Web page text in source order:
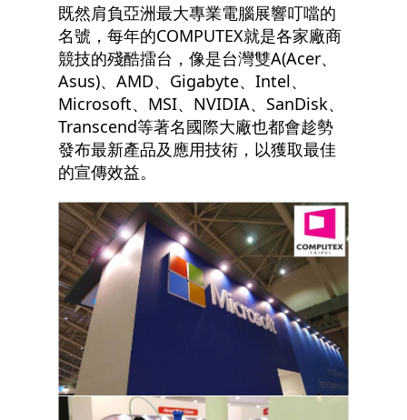
既然肩負亞洲最大專業電腦展響叮噹的
名號，每年的COMPUTEX就是各家廠商
競技的殘酷擂台，像是台灣雙A(Acer、
Asus)、AMD、Gigabyte、Intel、
Microsoft、MSI、NVIDIA、SanDisk、
Transcend等著名國際大廠也都會趁勢
發布最新產品及應用技術，以獲取最佳
的宣傳效益。